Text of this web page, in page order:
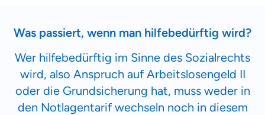
Was passiert, wenn man hilfebedürftig wird?
Wer hilfebedürftig im Sinne des Sozialrechts
wird, also Anspruch auf Arbeitslosengeld II
oder die Grundsicherung hat, muss weder in
den Notlagentarif wechseln noch in diesem